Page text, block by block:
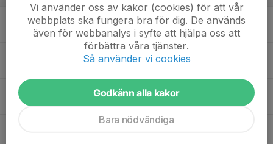
20
Ons
Vi använder oss av kakor (cookies) för att vår
webbplats ska fungera bra för dig. De används
även för webbanalys i syfte att hjälpa oss att
förbättra våra tjänster.
Så använder vi cookies
Godkänn alla kakor
Bara nödvändiga